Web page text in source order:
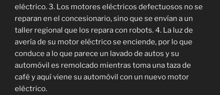
eléctrico. 3. Los motores eléctricos defectuosos no se
reparan en el concesionario, sino que se envían a un
taller regional que los repara con robots. 4. La luz de
avería de su motor eléctrico se enciende, por lo que
conduce a lo que parece un lavado de autos y su
automóvil es remolcado mientras toma una taza de
café y aquí viene su automóvil con un nuevo motor
eléctrico.